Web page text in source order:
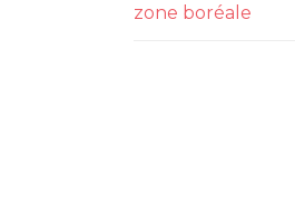
zone boréale